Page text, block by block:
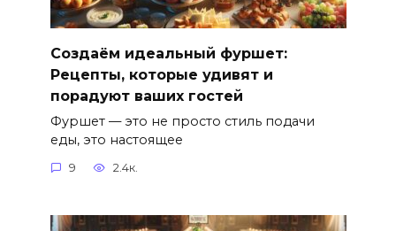
Создаём идеальный фуршет:
Рецепты, которые удивят и
порадуют ваших гостей
Фуршет — это не просто стиль подачи
еды, это настоящее
9 2.4к.